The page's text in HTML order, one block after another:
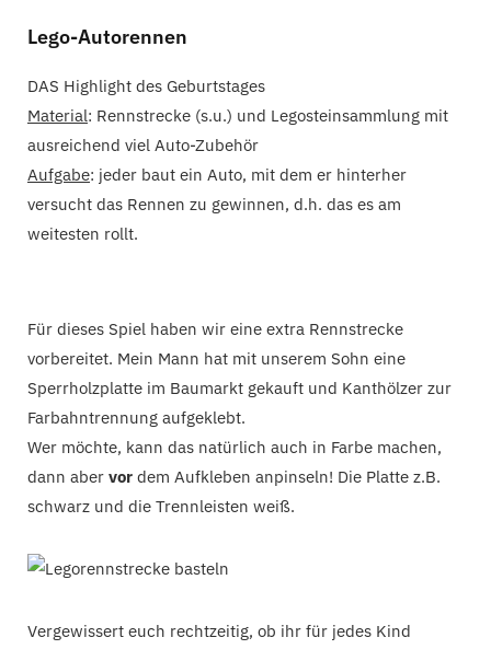
Lego-Autorennen
DAS Highlight des Geburtstages
Material: Rennstrecke (s.u.) und Legosteinsammlung mit
ausreichend viel Auto-Zubehör
Aufgabe: jeder baut ein Auto, mit dem er hinterher
versucht das Rennen zu gewinnen, d.h. das es am
weitesten rollt.
Für dieses Spiel haben wir eine extra Rennstrecke
vorbereitet. Mein Mann hat mit unserem Sohn eine
Sperrholzplatte im Baumarkt gekauft und Kanthölzer zur
Farbahntrennung aufgeklebt.
Wer möchte, kann das natürlich auch in Farbe machen,
dann aber vor dem Aufkleben anpinseln! Die Platte z.B.
schwarz und die Trennleisten weiß.
Vergewissert euch rechtzeitig, ob ihr für jedes Kind